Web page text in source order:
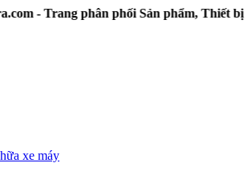
- Trang phân phối Sản phẩm, Thiết bị
xe máy